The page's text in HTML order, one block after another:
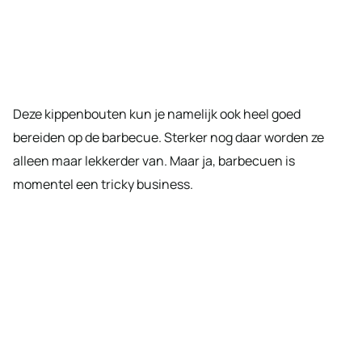
Deze kippenbouten kun je namelijk ook heel goed
bereiden op de barbecue. Sterker nog daar worden ze
alleen maar lekkerder van. Maar ja, barbecuen is
momentel een tricky business.